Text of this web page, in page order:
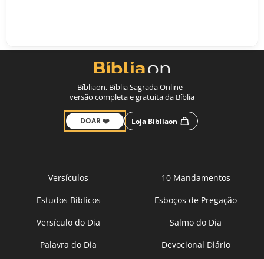
Bíbliaon, Bíblia Sagrada Online -
versão completa e gratuita da Bíblia
DOAR ❤️ Loja Bíbliaon
Versículos
10 Mandamentos
Estudos Bíblicos
Esboços de Pregação
Versículo do Dia
Salmo do Dia
Palavra do Dia
Devocional Diário